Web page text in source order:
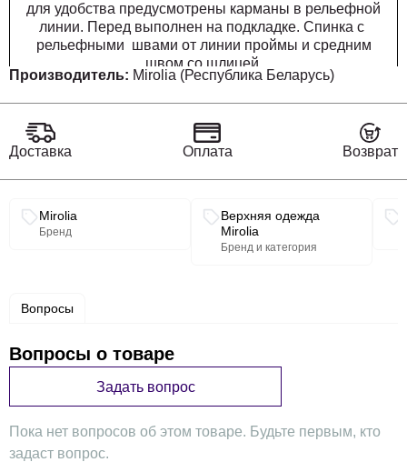
для удобства предусмотрены карманы в рельефной
линии. Перед выполнен на подкладке. Спинка с
рельефными швами от линии проймы и средним
швом со шлицей.
Длина изделия 90-92см.
Производитель: Mirolia (Республика Беларусь)
Доставка Оплата Возврат
Связанные разделы каталога
Mirolia
Бренд
Верхняя одежда
Mirolia
Бренд и категория
Вопросы
Вопросы о товаре
Задать вопрос
Пока нет вопросов об этом товаре. Будьте первым, кто
задаст вопрос.